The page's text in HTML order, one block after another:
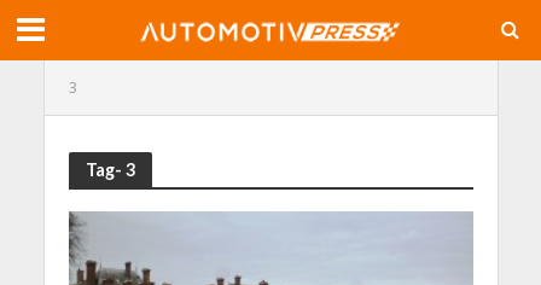
3
Tag- 3